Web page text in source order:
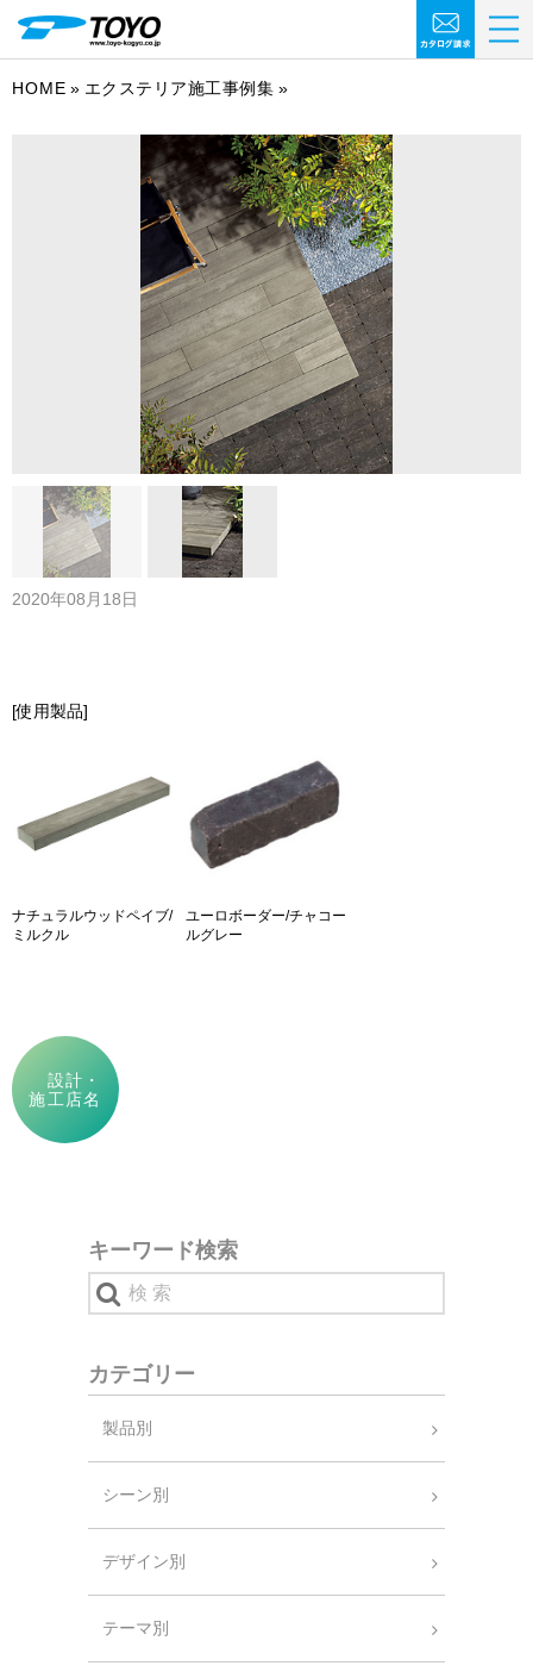
HOME エクステリア施工事例集
2020年08月18日
[使用製品]
ナチュラルウッドペイブ/
ミルクル
ユーロボーダー/チャコー
ルグレー
設計・
施工店名
キーワード検索
カテゴリー
製品別
シーン別
デザイン別
テーマ別